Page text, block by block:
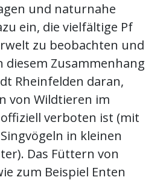
und naturnahe
ein, die vielfältige Pf
zu beobachten und
diesem Zusammenhang
Rheinfelden daran,
von Wildtieren im
verboten ist (mit
in kleinen
Das Füttern von
zum Beispiel Enten